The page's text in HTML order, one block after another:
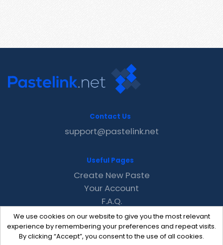
We use cookies on our website to give you the most relevant
experience by remembering your preferences and repeat visits.
By clicking “Accept”, you consent to the use of all cookies.
Contact Us
support@pastelink.net
Useful Pages
Create New Paste
Your Account
F.A.Q.
Recent
Contact